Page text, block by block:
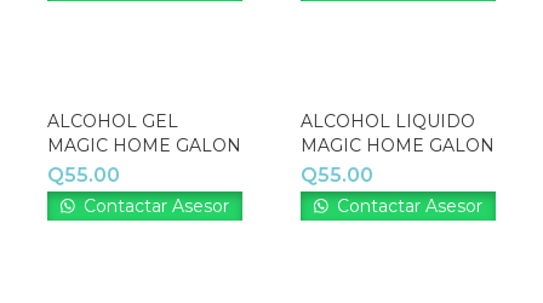
ALCOHOL GEL
MAGIC HOME GALON
Q55.00
Contactar Asesor
ALCOHOL LIQUIDO
MAGIC HOME GALON
Q55.00
Contactar Asesor